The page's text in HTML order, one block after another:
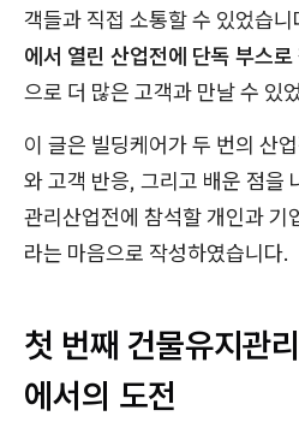
객들과 직접 소통할 수 있었습니
에서 열린 산업전에 단독 부스로
으로 더 많은 고객과 만날 수 있
이 글은 빌딩케어가 두 번의 산
와 고객 반응, 그리고 배운 점을
관리산업전에 참석할 개인과 기
라는 마음으로 작성하였습니다.
첫 번째 건물유지관
에서의 도전